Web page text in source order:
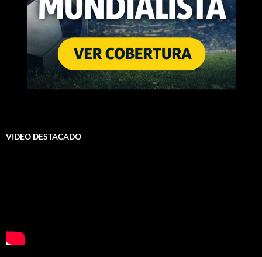
VIDEO DESTACADO